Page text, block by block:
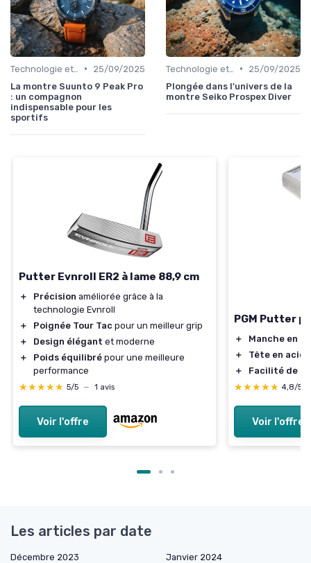
•
25/09/2025
La montre Suunto 9 Peak Pro
: un compagnon
indispensable pour les
sportifs
•
25/09/2025
Plongée dans l'univers de la
montre Seiko Prospex Diver
Putter Evnroll ER2 à lame 88,9 cm
＋ Précision améliorée grâce à la
technologie Evnroll
＋
Poignée Tour Tac pour un meilleur grip
＋
Design élégant et moderne
＋
Poids équilibré pour une meilleure
performance
★★★★★
★★★★★ 5/5 — 1 avis
Voir l'offre
PGM Putter
＋
Manche en
＋
Tête en
＋
Facilité de
★★★★★
★★★★★ 4,8/5
Voir l'offre
Les articles par date
Décembre 2023
Janvier 2024